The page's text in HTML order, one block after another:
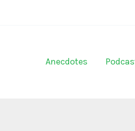
Anecdotes